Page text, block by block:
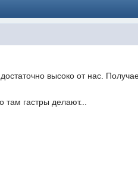
высоко от нас.
гастры делают...